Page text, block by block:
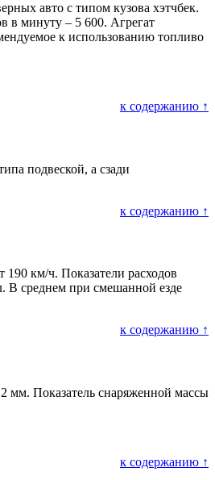
авто с типом кузова хэтчбек.
в минуту – 5 600. Агрегат
к использованию топливо
к содержанию ↑
подвеской, а сзади
к содержанию ↑
190 км/ч. Показатели расходов
В среднем при смешанной езде
к содержанию ↑
мм. Показатель снаряженной массы
к содержанию ↑